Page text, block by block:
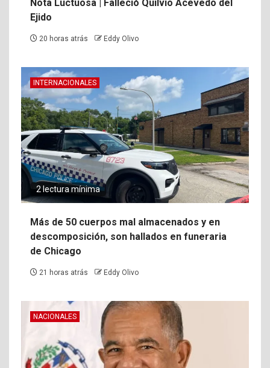
Nota Luctuosa | Falleció Quilvio Acevedo del
Ejido
20 horas atrás Eddy Olivo
INTERNACIONALES
2 lectura mínima
Más de 50 cuerpos mal almacenados y en
descomposición, son hallados en funeraria
de Chicago
21 horas atrás Eddy Olivo
NACIONALES